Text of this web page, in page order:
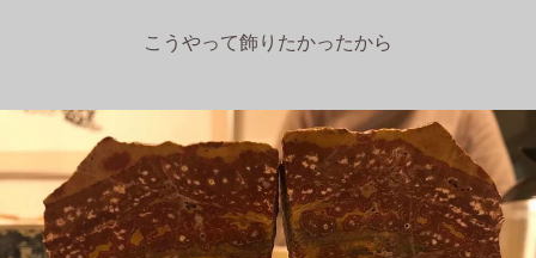
こうやって飾りたかったから